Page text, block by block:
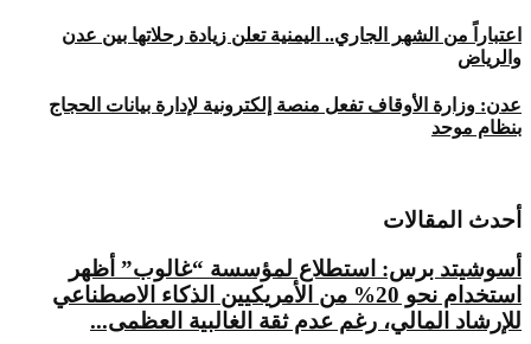
اعتباراً من الشهر الجاري.. اليمنية تعلن زيادة رحلاتها بين عدن
والرياض
عدن: وزارة الأوقاف تفعل منصة إلكترونية لإدارة بيانات الحجاج
بنظام موحد
أحدث المقالات
أسوشيتد برس: استطلاع لمؤسسة “غالوب” أظهر
استخدام نحو 20% من الأمريكيين الذكاء الاصطناعي
للإرشاد المالي، رغم عدم ثقة الغالبية العظمى...